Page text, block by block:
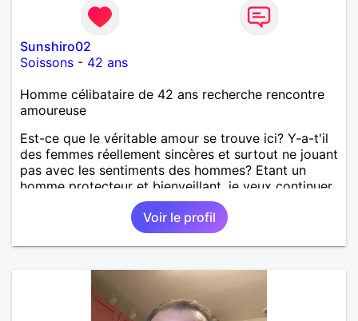
Sunshiro02
Soissons - 42 ans
Homme célibataire de 42 ans recherche rencontre
amoureuse
Est-ce que le véritable amour se trouve ici? Y-a-t'il
des femmes réellement sincères et surtout ne jouant
pas avec les sentiments des hommes? Etant un
homme protecteur et bienveillant, je veux continuer
d'y croire et pouvoir enfin former la petite famille
que je désir temps. Faux profil, profiteuse et autres
joyeuseté passer votre chemin, vous ne
m'intéressez pas du tout!
Voir le profil